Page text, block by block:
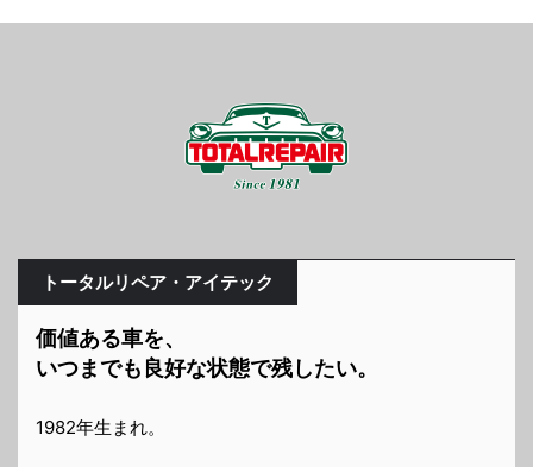
トータルリペア・アイテック
価値ある車を、
いつまでも良好な状態で残したい。
1982年生まれ。